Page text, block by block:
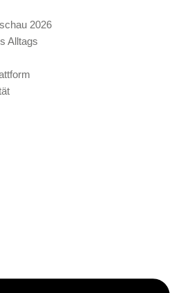
2026
Alltags